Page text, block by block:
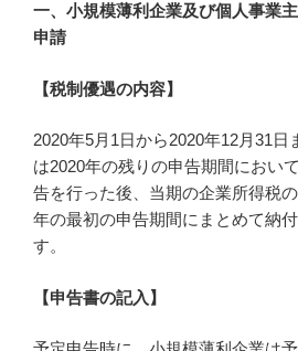
一、小規模薄利企業及び個人事業
申請
【税制優遇の内容】
2020年5月1日から2020年12月31日
は2020年の残りの申告期間におい
告を行った後、当期の企業所得税
年の最初の申告期間にまとめて納
す。
【申告書の記入】